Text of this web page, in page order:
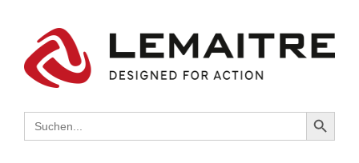
Search
for:
Search